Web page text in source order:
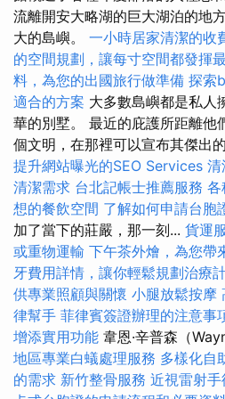
流離開安大略湖的巨大湖泊的地
大的島嶼。 一小時居家清潔的收
的空間規劃，讓每寸空間都發揮
料，為您的出國旅行做準備 探索
適合的方案 大多數島嶼都是私人
華的別墅。 最近的庇護所距離他
個文明，在那裡可以宣布其傑出
提升網站曝光的SEO Services 清
清潔需求 台北記帳士推薦服務 各
想的餐飲空間 了解如何申請台胞
加了當下的莊嚴，那一刻... 貨運
或重物運輸 下午茶外燴，為您帶
牙費用詳情，讓你輕鬆規劃治療
供專業照顧與關懷 小腿放鬆按摩
律幫手 菲律賓簽證辦理的注意事
增添實用功能 韋恩·辛普森（
地區專業白蟻處理服務 多樣化自
的需求 新竹整骨服務 近視雷射